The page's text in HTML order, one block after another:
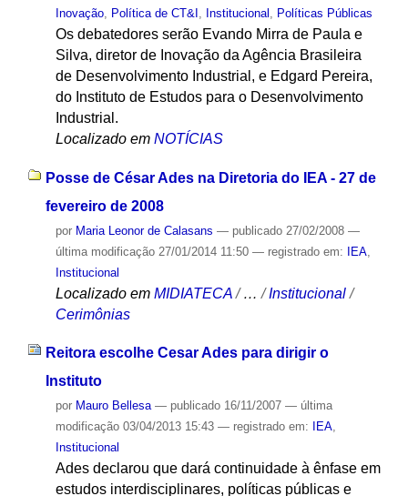
Inovação, Política de CT&I Institucional Políticas Públicas
Os debatedores serão Evando Mirra de Paula e
Silva, diretor de Inovação da Agência Brasileira
de Desenvolvimento Industrial, e Edgard Pereira,
do Instituto de Estudos para o Desenvolvimento
Industrial.
Localizado em NOTÍCIAS
Posse de César Ades na Diretoria do IEA - 27 de
fevereiro de 2008
por Maria Leonor de Calasans — publicado27/02/2008 —
última modificação27/01/2014 11:50 — registrado em: IEA,
Institucional
Localizado em MIDIATECA /…/Institucional /
Cerimônias
Reitora escolhe Cesar Ades para dirigir o
Instituto
por Mauro Bellesa — publicado16/11/2007 — última
modificação03/04/2013 15:43 — registrado em: IEA,
Institucional
Ades declarou que dará continuidade à ênfase em
estudos interdisciplinares, políticas públicas e